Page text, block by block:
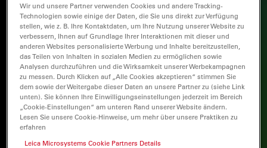
Wir und unsere Partner verwenden Cookies und andere Tracking-
Technologien sowie einige der Daten, die Sie uns direkt zur Verfügung
stellen, wie z. B. Ihre Kontaktdaten, um Ihre Nutzung unserer Website zu
verbessern, Ihnen auf Grundlage Ihrer Interaktionen mit dieser und
anderen Websites personalisierte Werbung und Inhalte bereitzustellen,
das Teilen von Inhalten in sozialen Medien zu ermöglichen sowie
Analysen durchzuführen und die Wirksamkeit unserer Werbekampagnen
zu messen. Durch Klicken auf „Alle Cookies akzeptieren“ stimmen Sie
dem sowie der Weitergabe dieser Daten an unsere Partner zu (siehe Link
unten). Sie können Ihre Einwilligungseinstellungen jederzeit im Bereich
„Cookie-Einstellungen“ am unteren Rand unserer Website ändern.
Lesen Sie unsere Cookie-Hinweise, um mehr über unsere Praktiken zu
erfahren
Leica Microsystems Cookie Partners Details